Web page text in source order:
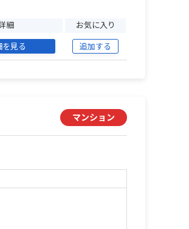
細 お気に入り
見る 追加する
マンション